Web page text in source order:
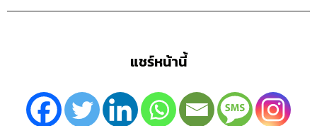
แชร์หน้านี้